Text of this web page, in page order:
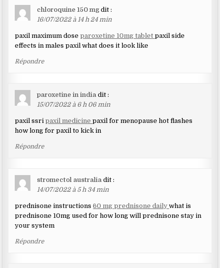
chloroquine 150 mg dit :
16/07/2022 à 14 h 24 min
paxil maximum doseparoxetine 10mg tabletpaxil side
effects in males paxil what does it look like
Répondre
paroxetine in india dit :
15/07/2022 à 6 h 06 min
paxil ssripaxil medicinepaxil for menopause hot flashes
how long for paxil to kick in
Répondre
stromectol australia dit :
14/07/2022 à 5 h 34 min
prednisone instructions60 mg prednisone dailywhat is
prednisone 10mg used for how long will prednisone stay in
your system
Répondre